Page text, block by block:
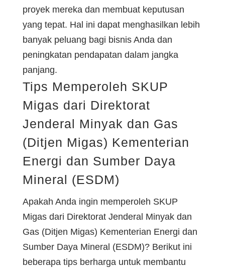
proyek mereka dan membuat keputusan
yang tepat. Hal ini dapat menghasilkan lebih
banyak peluang bagi bisnis Anda dan
peningkatan pendapatan dalam jangka
panjang.
Tips Memperoleh SKUP
Migas dari Direktorat
Jenderal Minyak dan Gas
(Ditjen Migas) Kementerian
Energi dan Sumber Daya
Mineral (ESDM)
Apakah Anda ingin memperoleh SKUP
Migas dari Direktorat Jenderal Minyak dan
Gas (Ditjen Migas) Kementerian Energi dan
Sumber Daya Mineral (ESDM)? Berikut ini
beberapa tips berharga untuk membantu